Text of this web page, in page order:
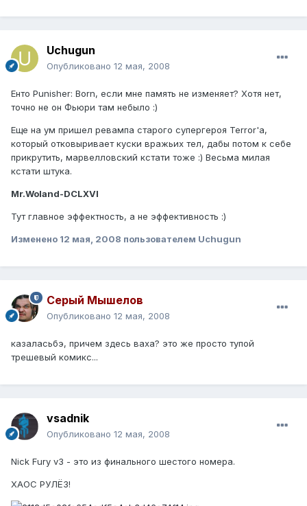
Uchugun
Опубликовано 12 мая, 2008
Енто Punisher: Born, если мне память не изменяет? Хотя нет,
точно не он Фьюри там небыло :)
Еще на ум пришел ревампа старого супергероя Terror'а,
который отковыривает куски вражьих тел, дабы потом к себе
прикрутить, марвелловский кстати тоже :) Весьма милая
кстати штука.
Mr.Woland-DCLXVI
Тут главное эффектность, а не эффективность :)
Изменено 12 мая, 2008 пользователем Uchugun
Серый Мышелов
Опубликовано 12 мая, 2008
казаласьбэ, причем здесь ваха? это же просто тупой
трешевый комикс...
vsadnik
Опубликовано 12 мая, 2008
Nick Fury v3 - это из финального шестого номера.
ХАОС РУЛЁЗ!